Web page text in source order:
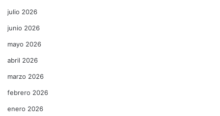
julio 2026
junio 2026
mayo 2026
abril 2026
marzo 2026
febrero 2026
enero 2026